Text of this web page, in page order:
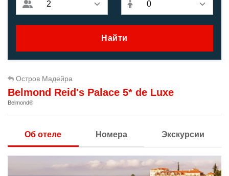
Найти
Остров Мадейра
Belmond Reid's Palace 5* de Luxe
Belmond®
Об отеле Номера Экскурсии